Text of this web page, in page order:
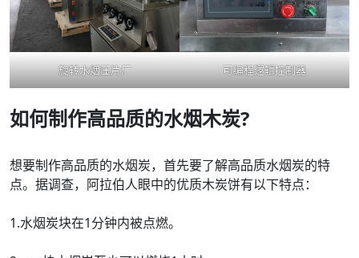
旋转水烟压片厂 可编程逻辑控制器
如何制作高品质的水烟木炭?
想要制作高品质的水烟炭，首先要了解高品质水烟炭的特
点。据调查，阿拉伯人眼中的优质木炭饼有以下特点：
1.水烟炭块在1分钟内被点燃。